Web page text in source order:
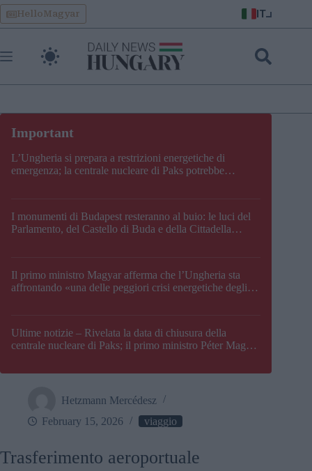
Skip
to
content
HelloMagyar IT
L’Ungheria si prepara a restrizioni energetiche di
emergenza; la centrale nucleare di Paks potrebbe
I monumenti di Budapest resteranno al buio: le luci del
Parlamento, del Castello di Buda e della Cittadella
Il primo ministro Magyar afferma che l’Ungheria sta
affrontando «una delle peggiori crisi energetiche degli
Ultime notizie – Rivelata la data di chiusura della
centrale nucleare di Paks; il primo ministro Péter Magyar
Hetzmann Mercédesz
February 15, 2026
viaggio
Trasferimento aeroportuale